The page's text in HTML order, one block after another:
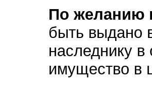
По желанию
быть выдано
наследнику в
имущество в